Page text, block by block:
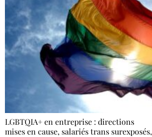
LGBTQIA+ en entreprise : directions
mises en cause, salariés trans surexposés,